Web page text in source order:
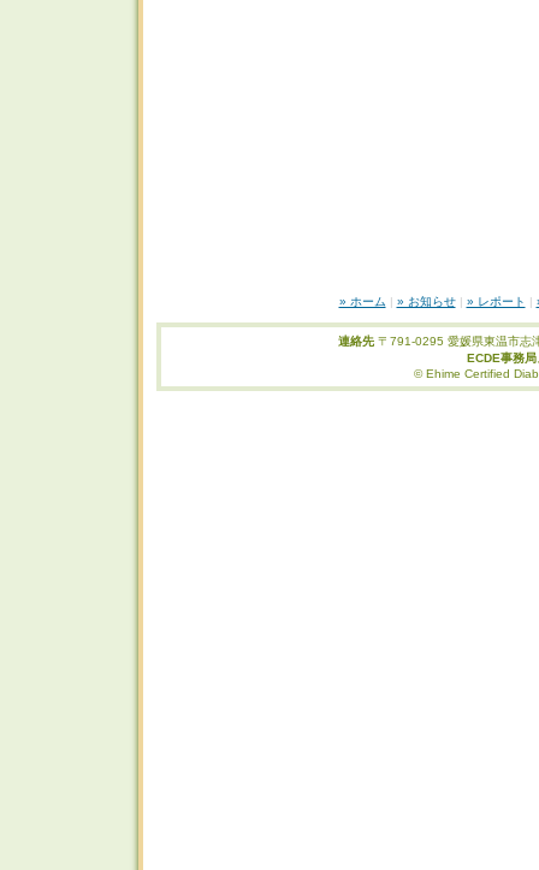
» ホーム | » お知らせ| » レポート |
連絡先 〒791-0295 愛媛県東温市志
ECDE事務
© Ehime Certified